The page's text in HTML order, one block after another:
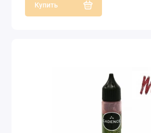
Купить